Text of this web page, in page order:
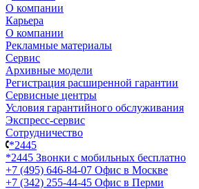
О компании
Карьера
О компании
Рекламные материалы
Сервис
Архивные модели
Регистрация расширенной гарантии
Сервисные центры
Условия гарантийного обслуживания
Экспресс-сервис
Сотрудничество
*2445
*2445 Звонки с мобильных бесплатно
+7 (495) 646-84-07 Офис в Москве
+7 (342) 255-44-45 Офис в Перми